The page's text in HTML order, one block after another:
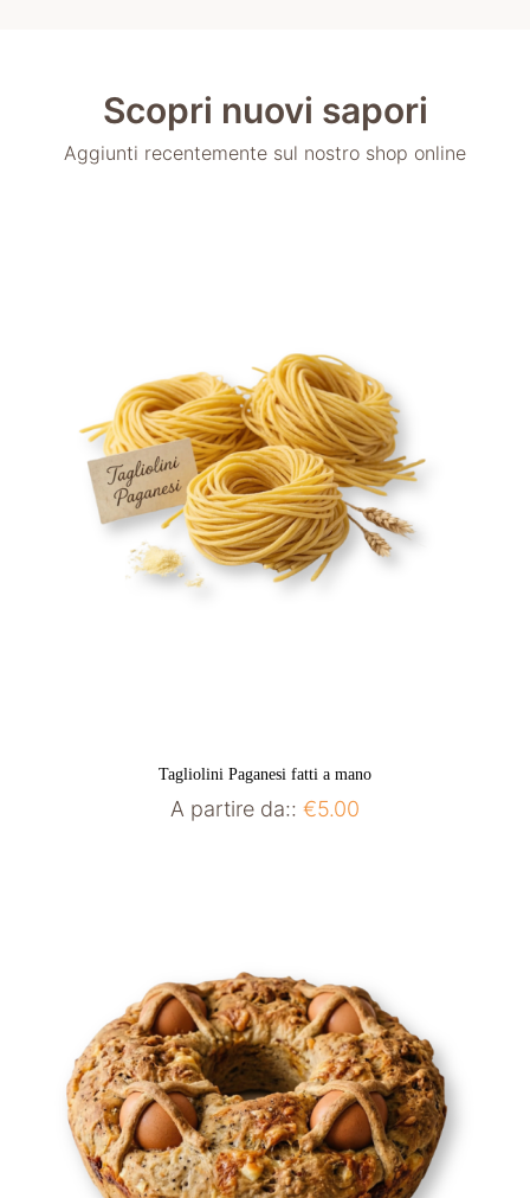
Scopri nuovi sapori
Aggiunti recentemente sul nostro shop online
Tagliolini Paganesi fatti a mano
A partire da:: €5.00